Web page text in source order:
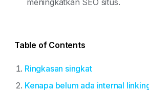
Table of Contents
Ringkasan singkat
Kenapa belum ada internal